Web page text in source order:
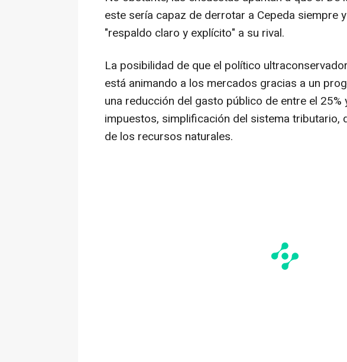
este sería capaz de derrotar a Cepeda siempre
"respaldo claro y explícito" a su rival.
La posibilidad de que el político
está animando a los mercados gracias a un
una reducción del gasto público de entre el 25%
impuestos, simplificación del sistema tributario,
de los recursos naturales.